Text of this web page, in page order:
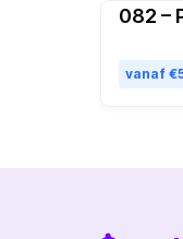
082 –
vanaf